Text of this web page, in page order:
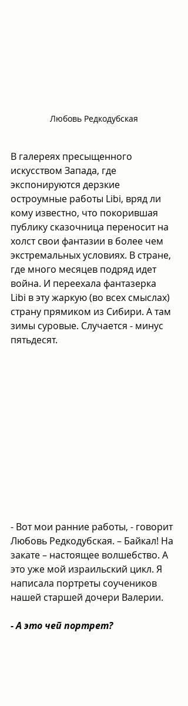
Любовь Редкодубская
В галереях пресыщенного
искусством Запада, где
экспонируются дерзкие
остроумные работы Libi, вряд ли
кому известно, что покорившая
публику сказочница переносит на
холст свои фантазии в более чем
экстремальных условиях. В стране,
где много месяцев подряд идет
война. И переехала фантазерка
Libi в эту жаркую (во всех смыслах)
страну прямиком из Сибири. А там
зимы суровые. Случается - минус
пятьдесят.
- Вот мои ранние работы, - говорит
Любовь Редкодубская. – Байкал! На
закате – настоящее волшебство. А
это уже мой израильский цикл. Я
написала портреты соучеников
нашей старшей дочери Валерии.
- А это чей портрет?